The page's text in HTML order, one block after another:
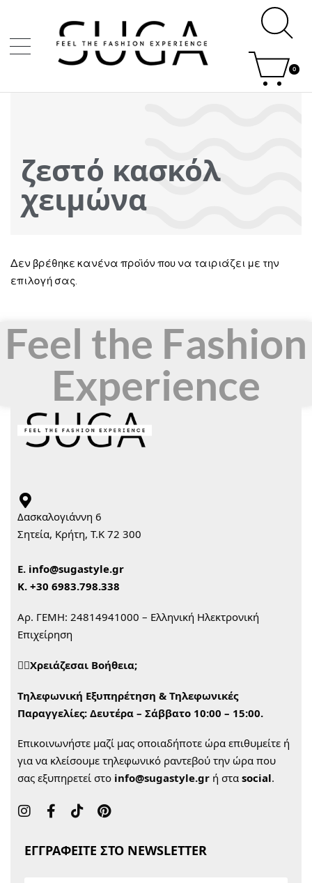
0
ζεστό κασκόλ
χειμώνα
Δεν βρέθηκε κανένα προϊόν που να ταιριάζει με την
επιλογή σας.
Feel the Fashion
Experience
Δασκαλογιάννη 6
Σητεία, Κρήτη, Τ.Κ 72 300
Ε. info@sugastyle.gr
Κ. +30 6983.798.338
Αρ. ΓΕΜΗ: 24814941000 – Ελληνική Ηλεκτρονική
Επιχείρηση
🙋‍♀️Χρειάζεσαι Βοήθεια;
Τηλεφωνική Εξυπηρέτηση & Τηλεφωνικές
Παραγγελίες: Δευτέρα – Σάββατο 10:00 – 15:00.
Επικοινωνήστε μαζί μας οποιαδήποτε ώρα επιθυμείτε ή
για να κλείσουμε τηλεφωνικό ραντεβού την ώρα που
σας εξυπηρετεί στο info@sugastyle.gr ή στα social.
ΕΓΓΡΑΦΕΙΤΕ ΣΤΟ NEWSLETTER